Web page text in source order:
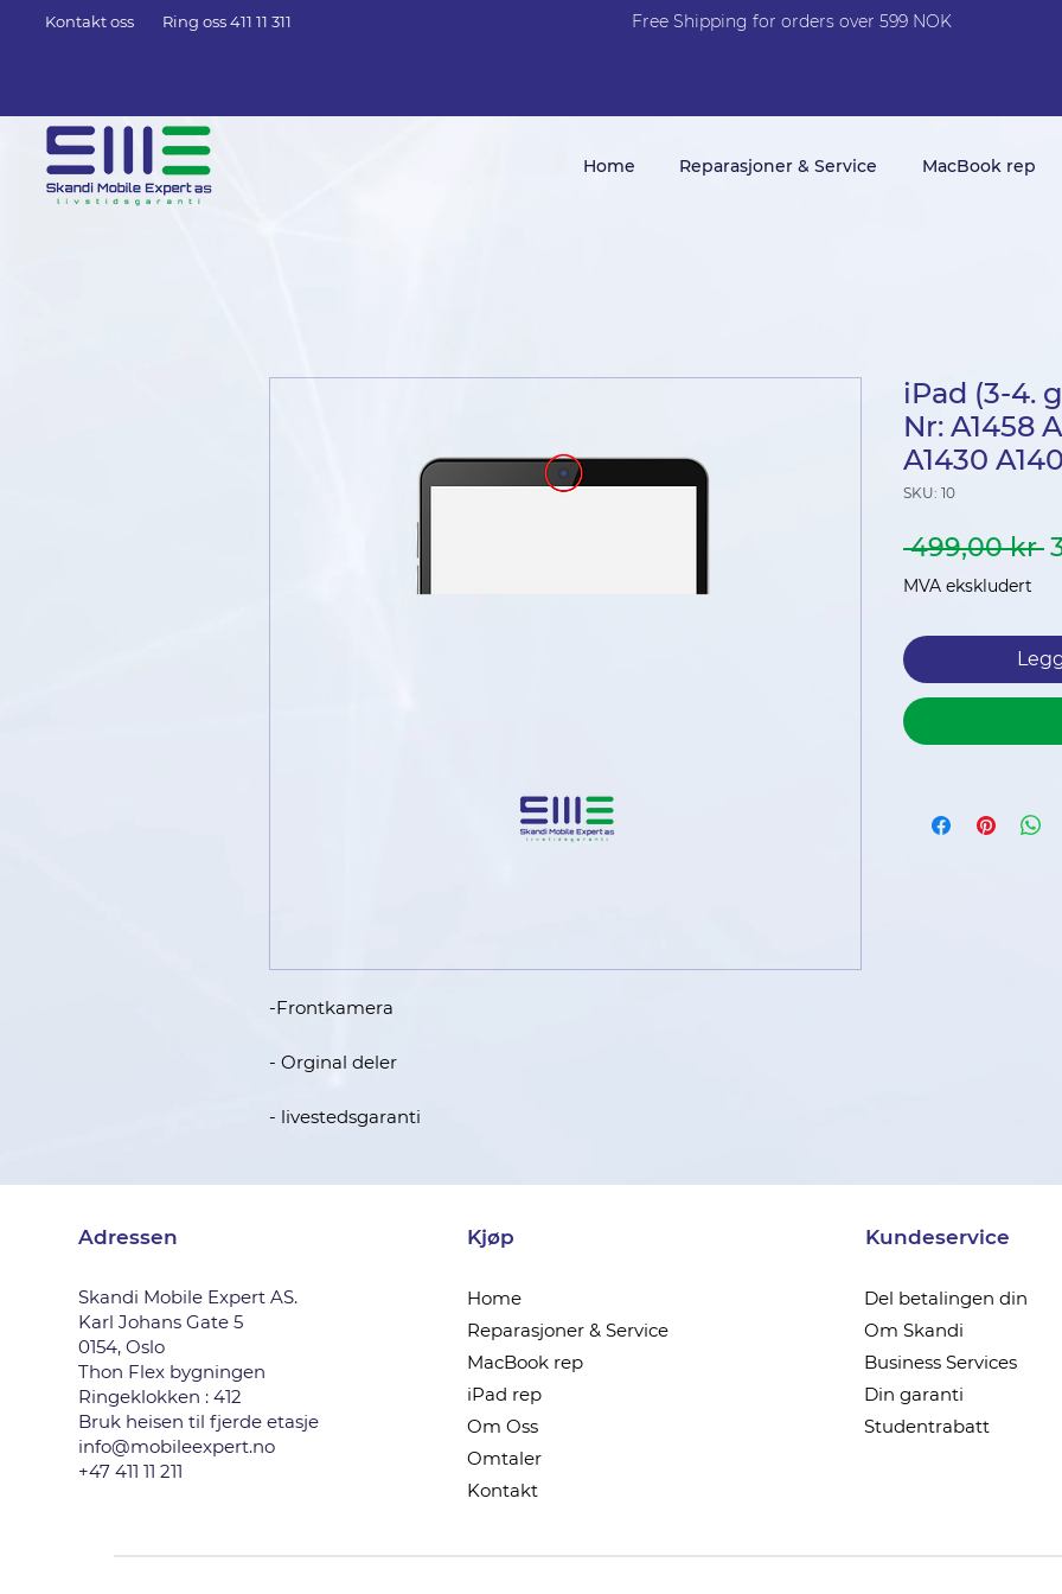
Kontakt oss Ring oss 411 11 311 Free Shipping for orders over 599 NOK
Home Reparasjoner & Service MacBook rep
-Frontkamera
- Orginal deler
- livestedsgaranti
iPad (3-4.
Nr: A1458
A1430
SKU: 10
499,00 kr
MVA ekskludert
Adressen
Skandi Mobile Expert AS.
Karl Johans Gate 5
0154, Oslo
Thon Flex bygningen
Ringeklokken : 412
Bruk heisen til fjerde etasje
info@mobileexpert.no
+47 411 11 211
Kjøp
Home
Reparasjoner & Service
MacBook rep
iPad rep
Om Oss
Omtaler
Kontakt
Kundeservice
Del betalingen din
Om Skandi
Business Services
Din garanti
Studentrabatt